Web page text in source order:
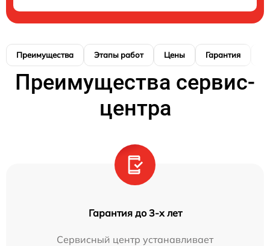
Преимущества Этапы работ Цены Гарантия
Преимущества сервис-
центра
Гарантия до 3-х лет
Сервисный центр устанавливает